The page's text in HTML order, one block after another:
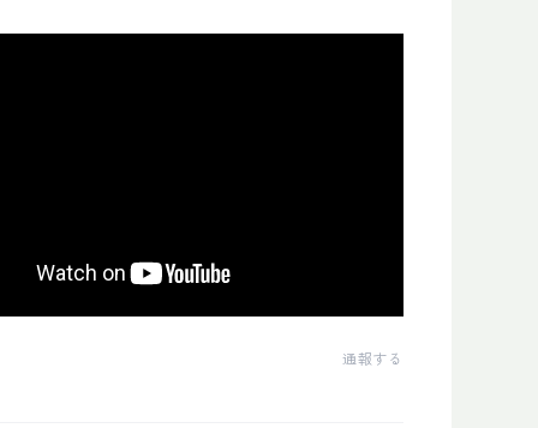
通報する